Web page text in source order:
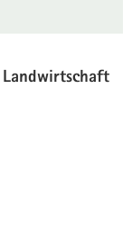
Landwirtschaft